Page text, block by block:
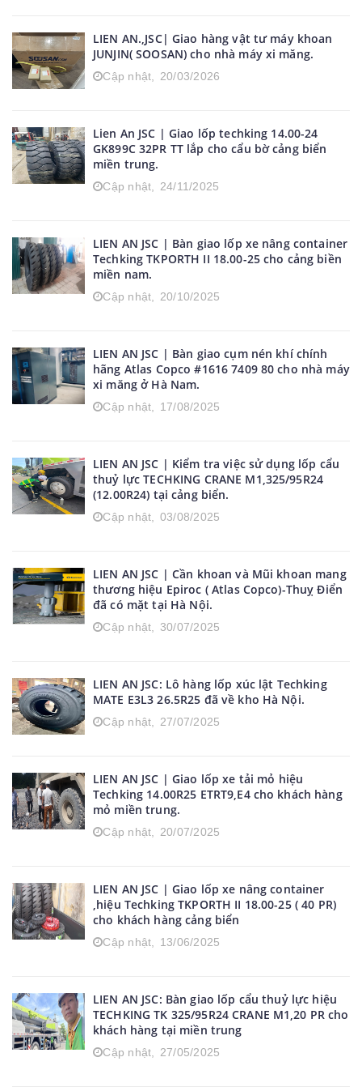
LIEN AN.,JSC| Giao hàng vật tư máy khoan
JUNJIN( SOOSAN) cho nhà máy xi măng.
Cập nhật, 20/03/2026
Lien An JSC | Giao lốp techking 14.00-24
GK899C 32PR TT lắp cho cẩu bờ cảng biển
miền trung.
Cập nhật, 24/11/2025
LIEN AN JSC | Bàn giao lốp xe nâng container
Techking TKPORTH II 18.00-25 cho cảng biền
miền nam.
Cập nhật, 20/10/2025
LIEN AN JSC | Bàn giao cụm nén khí chính
hãng Atlas Copco #1616 7409 80 cho nhà máy
xi măng ở Hà Nam.
Cập nhật, 17/08/2025
LIEN AN JSC | Kiểm tra việc sử dụng lốp cẩu
thuỷ lực TECHKING CRANE M1,325/95R24
(12.00R24) tại cảng biển.
Cập nhật, 03/08/2025
LIEN AN JSC | Cần khoan và Mũi khoan mang
thương hiệu Epiroc ( Atlas Copco)-Thuỵ Điển
đã có mặt tại Hà Nội.
Cập nhật, 30/07/2025
LIEN AN JSC: Lô hàng lốp xúc lật Techking
MATE E3L3 26.5R25 đã về kho Hà Nội.
Cập nhật, 27/07/2025
LIEN AN JSC | Giao lốp xe tải mỏ hiệu
Techking 14.00R25 ETRT9,E4 cho khách hàng
mỏ miền trung.
Cập nhật, 20/07/2025
LIEN AN JSC | Giao lốp xe nâng container
,hiệu Techking TKPORTH II 18.00-25 ( 40 PR)
cho khách hàng cảng biển
Cập nhật, 13/06/2025
LIEN AN JSC: Bàn giao lốp cẩu thuỷ lực hiệu
TECHKING TK 325/95R24 CRANE M1,20 PR cho
khách hàng tại miền trung
Cập nhật, 27/05/2025